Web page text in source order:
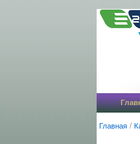
Главная /